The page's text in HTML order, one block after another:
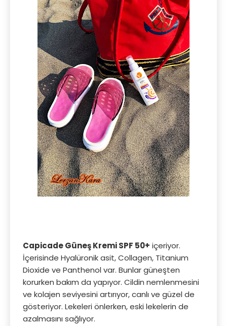
Capicade Güneş Kremi SPF 50+ içeriyor.
İçerisinde Hyalüronik asit, Collagen, Titanium
Dioxide ve Panthenol var. Bunlar güneşten
korurken bakım da yapıyor. Cildin nemlenmesini
ve kolajen seviyesini artırıyor, canlı ve güzel de
gösteriyor. Lekeleri önlerken, eski lekelerin de
azalmasını sağlıyor.